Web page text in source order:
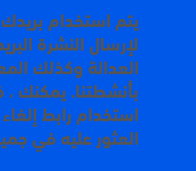
يتم استخدام
لإرسال النشرة
العدالة وكذلك
بأنشطتنا. يمكنك
استخدام رابط
العثور عليه في